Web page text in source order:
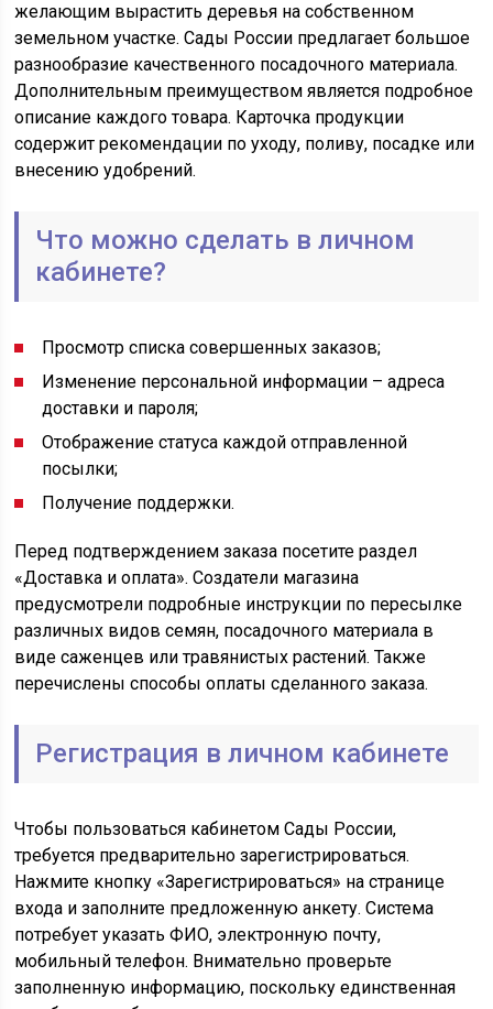
желающим вырастить деревья на собственном
земельном участке. Сады России предлагает большое
разнообразие качественного посадочного материала.
Дополнительным преимуществом является подробное
описание каждого товара. Карточка продукции
содержит рекомендации по уходу, поливу, посадке или
внесению удобрений.
Что можно сделать в личном
кабинете?
Просмотр списка совершенных заказов;
Изменение персональной информации – адреса
доставки и пароля;
Отображение статуса каждой отправленной
посылки;
Получение поддержки.
Перед подтверждением заказа посетите раздел
«Доставка и оплата». Создатели магазина
предусмотрели подробные инструкции по пересылке
различных видов семян, посадочного материала в
виде саженцев или травянистых растений. Также
перечислены способы оплаты сделанного заказа.
Регистрация в личном кабинете
Чтобы пользоваться кабинетом Сады России,
требуется предварительно зарегистрироваться.
Нажмите кнопку «Зарегистрироваться» на странице
входа и заполните предложенную анкету. Система
потребует указать ФИО, электронную почту,
мобильный телефон. Внимательно проверьте
заполненную информацию, поскольку единственная